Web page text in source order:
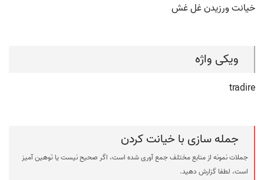
خیانت ورزیدن غل غش
ویکی واژه
tradire
جمله سازی با خیانت کردن
جملات نمونه از منابع مختلف جمع آوری شده است، اگر صحیح نیست یا توهین آمیز
است، لطفا گزارش دهید.